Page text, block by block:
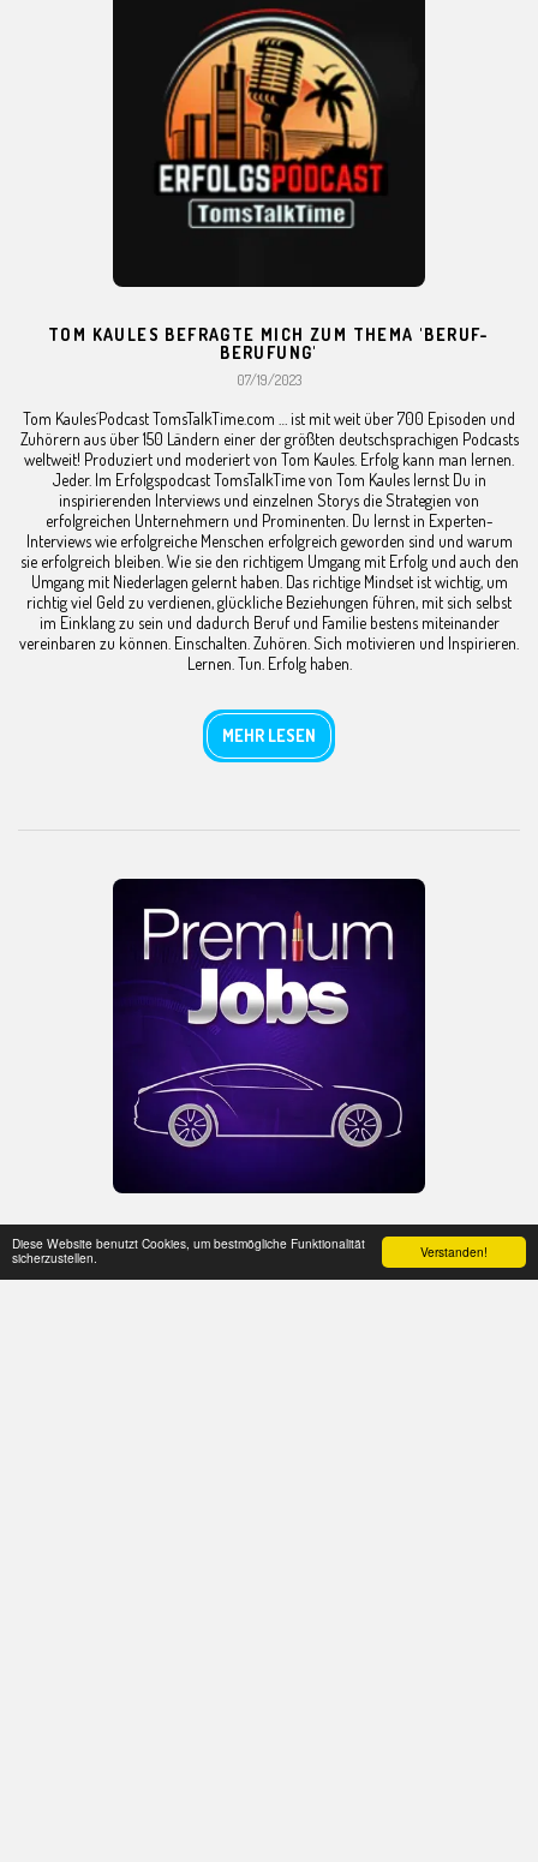
Verstanden!
Diese Website benutzt Cookies, um bestmögliche Funktionalität
sicherzustellen.
TOM KAULES BEFRAGTE MICH ZUM THEMA 'BERUF-
BERUFUNG'
07/19/2023
Tom Kaules´Podcast TomsTalkTime.com … ist mit weit über 700 Episoden und
Zuhörern aus über 150 Ländern einer der größten deutschsprachigen Podcasts
weltweit! Produziert und moderiert von Tom Kaules. Erfolg kann man lernen.
Jeder. Im Erfolgspodcast TomsTalkTime von Tom Kaules lernst Du in
inspirierenden Interviews und einzelnen Storys die Strategien von
erfolgreichen Unternehmern und Prominenten. Du lernst in Experten-
Interviews wie erfolgreiche Menschen erfolgreich geworden sind und warum
sie erfolgreich bleiben. Wie sie den richtigem Umgang mit Erfolg und auch den
Umgang mit Niederlagen gelernt haben. Das richtige Mindset ist wichtig, um
richtig viel Geld zu verdienen, glückliche Beziehungen führen, mit sich selbst
im Einklang zu sein und dadurch Beruf und Familie bestens miteinander
vereinbaren zu können. Einschalten. Zuhören. Sich motivieren und Inspirieren.
Lernen. Tun. Erfolg haben.
MEHR LESEN
PREMIUM JOBS PODCAST MIT ANDREA PATZELT